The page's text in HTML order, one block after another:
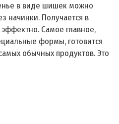
в виде шишек можно
начинки. Получается в
Самое главное,
формы, готовится
обычных продуктов. Это